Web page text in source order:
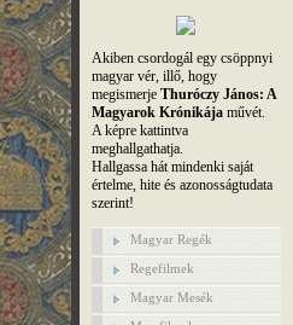
Akiben csordogál egy csöppnyi
magyar vér, illő, hogy
megismerje Thuróczy János: A
Magyarok Krónikájaművét.
A képre kattintva
meghallgathatja.
Hallgassa hát mindenki saját
értelme, hite és azonosságtudata
szerint!
Magyar Regék
Regefilmek
Magyar Mesék